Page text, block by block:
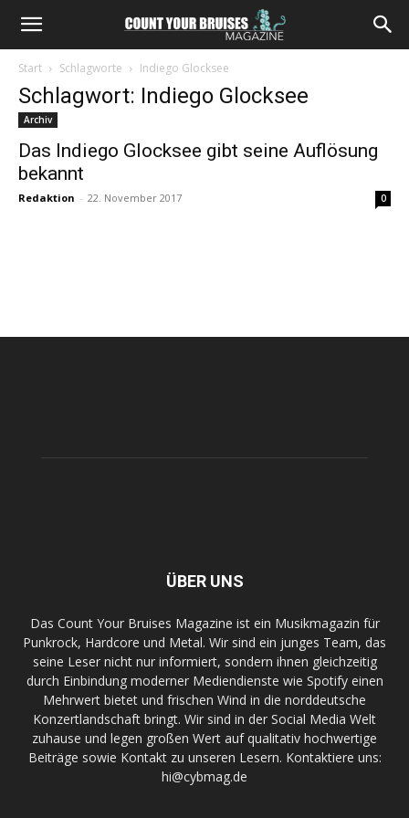
Start Schlagworte Indiego Glocksee
Schlagwort: Indiego Glocksee
Archiv
Das Indiego Glocksee gibt seine Auflösung
bekannt
Redaktion - 22. November 2017 0
ÜBER UNS
Das Count Your Bruises Magazine ist ein Musikmagazin für
Punkrock, Hardcore und Metal. Wir sind ein junges Team, das
seine Leser nicht nur informiert, sondern ihnen gleichzeitig
durch Einbindung moderner Mediendienste wie Spotify einen
Mehrwert bietet und frischen Wind in die norddeutsche
Konzertlandschaft bringt. Wir sind in der Social Media Welt
zuhause und legen großen Wert auf qualitativ hochwertige
Beiträge sowie Kontakt zu unseren Lesern. Kontaktiere uns:
hi@cybmag.de